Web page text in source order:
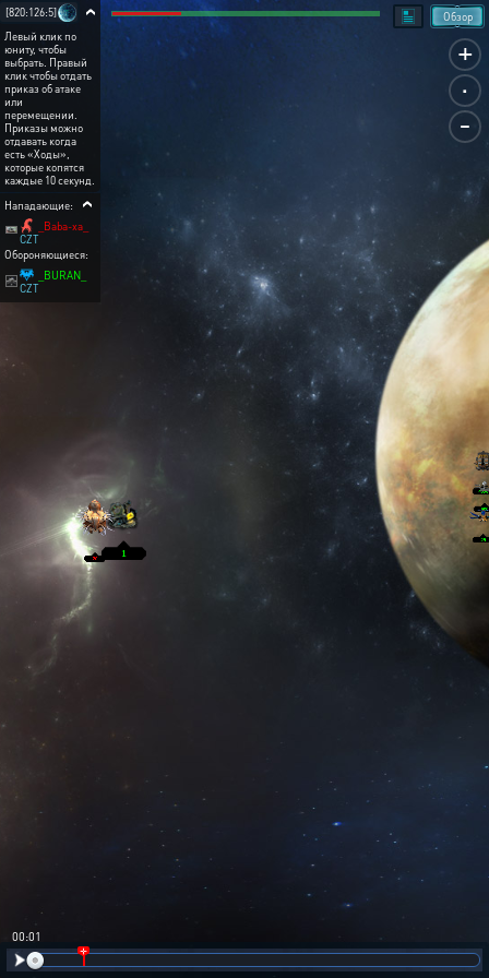
+
.
-
Обзор
[820:126:5]
Левый клик по
юниту, чтобы
выбрать. Правый
клик чтобы отдать
приказ об атаке
или
перемещении.
Приказы можно
отдавать когда
есть «Ходы»,
которые копятся
каждые 10 секунд.
Нападающие:
_Baba-xa_
CZT
Обороняющиеся:
_BURAN_
CZT
00:02